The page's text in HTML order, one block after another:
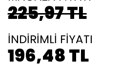
225,97 TL
İNDİRİMLİ FİYATI
196,48 TL